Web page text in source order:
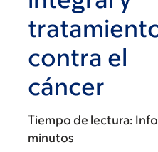
contra el
cáncer
Tiempo de lectura:
minutos